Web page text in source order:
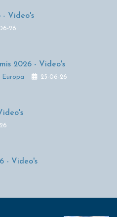
- Video's
26
2026 - Video's
Europa 25-06-26
- Video's